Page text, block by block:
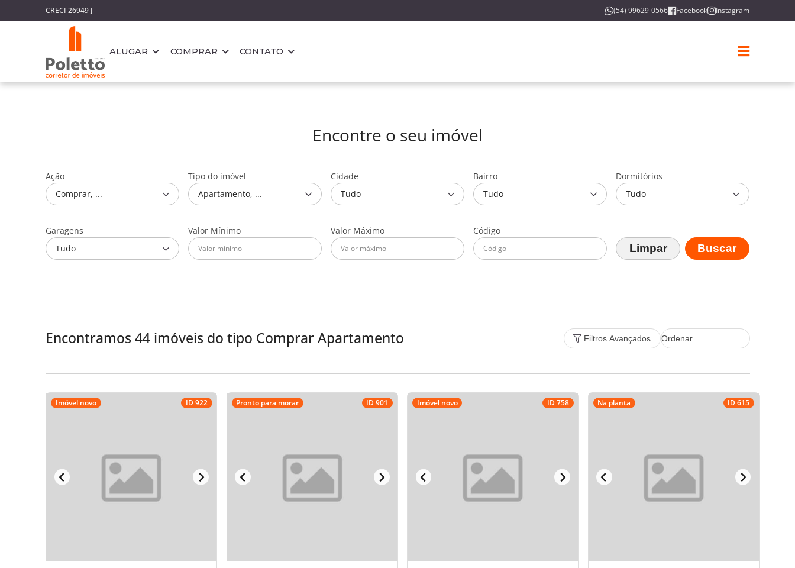
CRECI 26949 J (54) 99629-0566 Facebook Instagram
ALUGAR COMPRAR CONTATO
Encontre o seu imóvel
Ação
Comprar, ...
Tipo do imóvel
Apartamento, ...
Cidade
Tudo
Bairro
Tudo
Dormitórios
Tudo
Garagens
Tudo
Valor Mínimo Valor Máximo Código
Limpar Buscar
Encontramos 44 imóveis do tipo Comprar Apartamento Filtros Avançados
Imóvel novo ID 922 Pronto para morar ID 901 Imóvel novo ID 758 Na planta ID 615